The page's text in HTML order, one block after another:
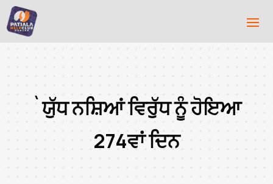
`ਯੁੱਧ ਨਸ਼ਿਆਂ ਵਿਰੁੱਧ ਨੂੰ ਹੋਇਆ
274ਵਾਂ ਦਿਨ